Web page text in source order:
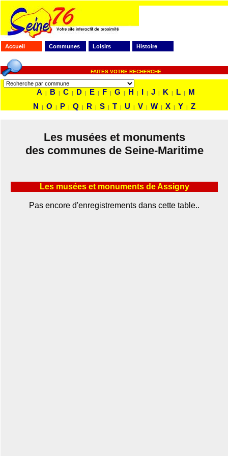
Accueil Communes Loisirs Histoire
FAITES VOTRE RECHERCHE
A | B | C | D | E | F | G | H | I | J | K | L |
M
N
| O | P | Q | R | S | T | U | V | W | X | Y | Z
Les musées et monuments
des communes de Seine-Maritime
Les musées et monuments de Assigny
Pas encore d'enregistrements dans cette table..